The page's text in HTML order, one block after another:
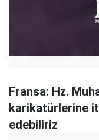
Fransa: Hz.
karikatürlerine
edebiliriz